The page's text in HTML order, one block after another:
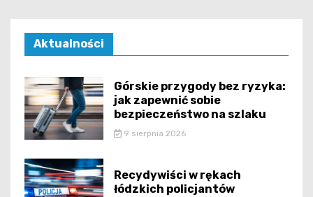
Aktualności
Górskie przygody bez ryzyka:
jak zapewnić sobie
bezpieczeństwo na szlaku
9 sierpnia 2026
Recydywiści w rękach
łódzkich policjantów